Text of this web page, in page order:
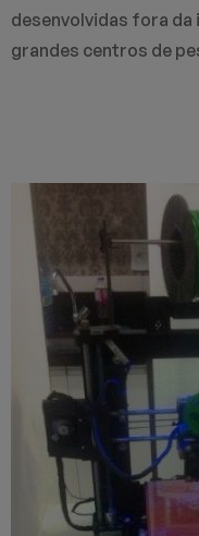
desenvolvidas fora
grandes centros de